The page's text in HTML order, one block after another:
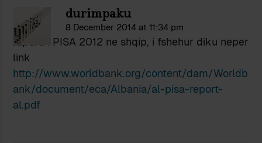
durimpaku
8 December 2014 at 11:34 pm
raporti i PISA 2012 ne shqip, i fshehur diku neper
link
http://www.worldbank.org/content/dam/Worldb
ank/document/eca/Albania/al-pisa-report-
al.pdf